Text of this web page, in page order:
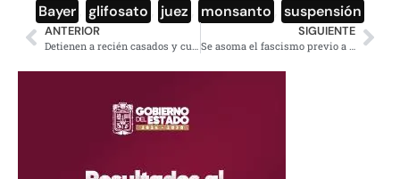
Bayer glifosato juez monsanto suspensión
ANTERIOR SIGUIENTE